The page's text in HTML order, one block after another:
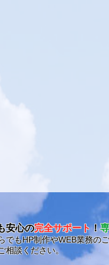
安心の完全サポート！
でもHP制作やWEB業務の
相談ください。